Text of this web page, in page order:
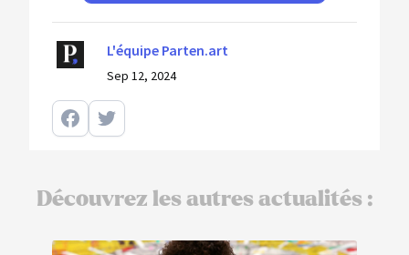
L'équipe Parten.art
Sep 12, 2024
Découvrez les autres actualités :